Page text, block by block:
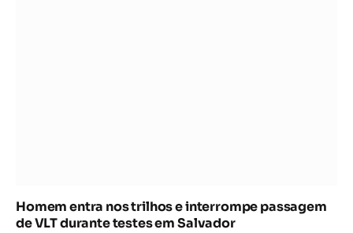
Homem entra nos trilhos e interrompe passagem
de VLT durante testes em Salvador